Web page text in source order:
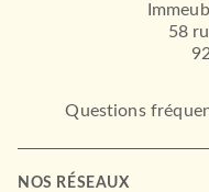
58
Questions
NOS RÉSEAUX